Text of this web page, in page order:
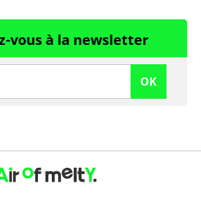
vous à la newsletter
OK